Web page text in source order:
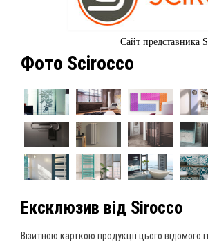
Сайт представника
Фото Scirocco
Ексклюзив від Sirocco
Візитною карткою продукції цього відомого